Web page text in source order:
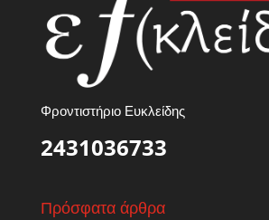
Φροντιστήριο Ευκλείδης
2431036733
Πρόσφατα άρθρα